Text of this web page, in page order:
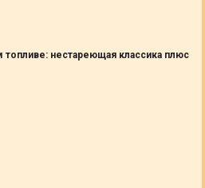
нестареющая классика плюс